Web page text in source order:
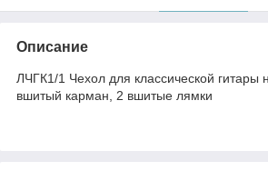
Описание
ЛЧГК1/1 Чехол для классической гитары
вшитый карман, 2 вшитые лямки